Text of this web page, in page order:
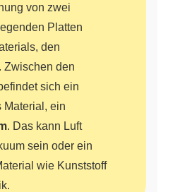
von zwei
Platten
den
. Zwischen den
sich ein
Material, ein
. Das kann Luft
sein oder ein
wie Kunststoff